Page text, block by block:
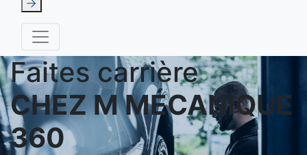
Faites carrière
CHEZ M MÉCANIQUE
360